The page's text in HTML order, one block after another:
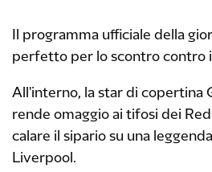
Il programma ufficiale della
perfetto per lo scontro contro i
All'interno, la star di copertina
rende omaggio ai tifosi dei
calare il sipario su una
Liverpool.